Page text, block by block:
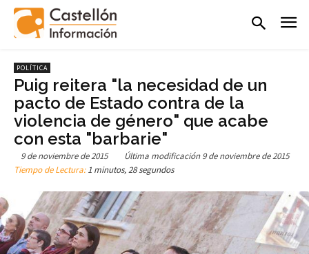
POLÍTICA
Puig reitera "la necesidad de un
pacto de Estado contra de la
violencia de género" que acabe
con esta "barbarie"
9 de noviembre de 2015 Última modificación 9 de noviembre de 2015
Tiempo de Lectura:1 minutos, 28 segundos